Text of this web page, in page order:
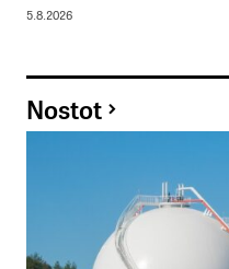
5.8.2026
Nostot